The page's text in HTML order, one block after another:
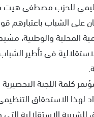
للحزب مصطفى هيت
على الشباب باعتبارهم
المحلية والوطنية،
في تأطير
كلمة اللجنة
لهذا الاستحقاق
الاستقلالية